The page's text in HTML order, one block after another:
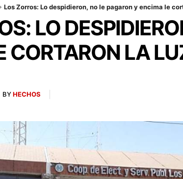
Los Zorros: Lo despidieron, no le pagaron y encima le
LO
CORTARON LA
BYHECHOS